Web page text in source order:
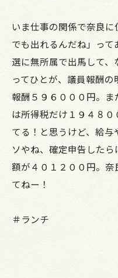
いま仕事の関係で奈良
でも出れるんだね」っ
選に無所属で出馬して
ってひとが、議員報酬
報酬５９６０００円。
は所得税だけ１９４８
てる！と思うけど、給
ソやね、確定申告した
額が４０１２００円。
てねー！
＃ランチ